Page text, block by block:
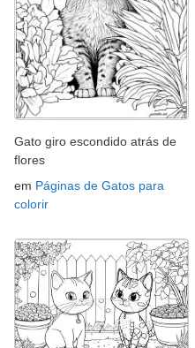
Gato giro escondido atrás de
flores
em Páginas de Gatos para
colorir